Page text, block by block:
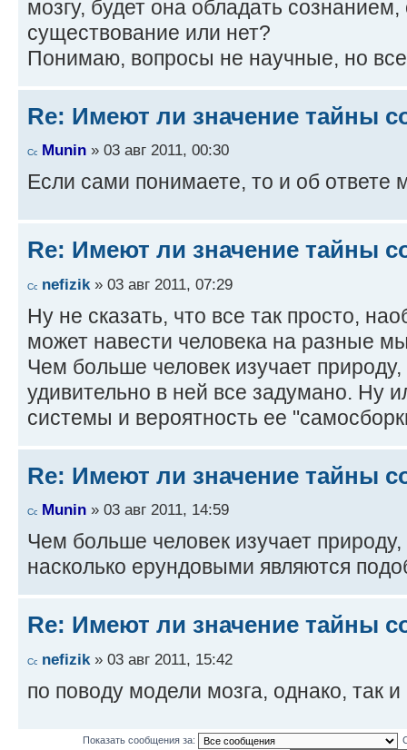
мозгу, будет она обладать
существование или нет?
Понимаю, вопросы не научные, но
Re: Имеют ли значение тайны
Munin » 03 авг 2011, 00:30
Если сами понимаете, то и об ответе
Re: Имеют ли значение тайны
nefizik » 03 авг 2011, 07:29
Ну не сказать, что все так просто,
может навести человека на разные
Чем больше человек изучает
удивительно в ней все задумано. Ну
системы и вероятность ее
Re: Имеют ли значение тайны
Munin » 03 авг 2011, 14:59
Чем больше человек изучает
насколько ерундовыми являются
Re: Имеют ли значение тайны
nefizik » 03 авг 2011, 15:42
по поводу модели мозга, однако, так
Показать сообщения за: